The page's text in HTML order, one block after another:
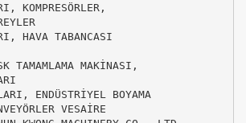
KOMPRESÖRLER,
HAVA TABANCASI
TAMAMLAMA MAKİNASI,
ENDÜSTRİYEL BOYAMA
VESAİRE